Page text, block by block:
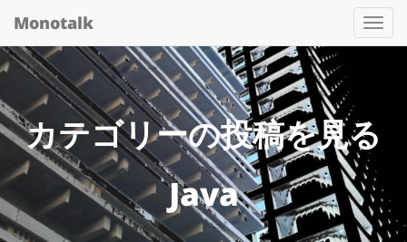
Monotalk
カテゴリーの投稿を見る
Java